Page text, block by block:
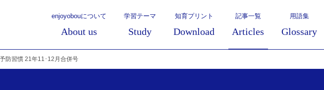
enjoyobouについて
About us
学習テーマ
Study
知育プリント
Download
記事一覧
Articles
用語集
Glossary
防習慣 21年11･12月合併号